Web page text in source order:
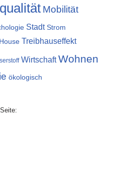
Mobilität
Stadt Strom
Treibhauseffekt
Wirtschaft Wohnen
ökologisch